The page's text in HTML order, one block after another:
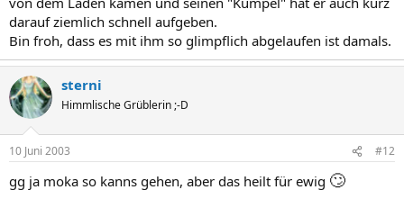
darauf ziemlich schnell aufgeben.
Bin froh, dass es mit ihm so glimpflich abgelaufen ist damals.
sterni
Himmlische Grüblerin ;-D
10 Juni 2003 #12
gg ja moka so kanns gehen, aber das heilt für ewig 🙄